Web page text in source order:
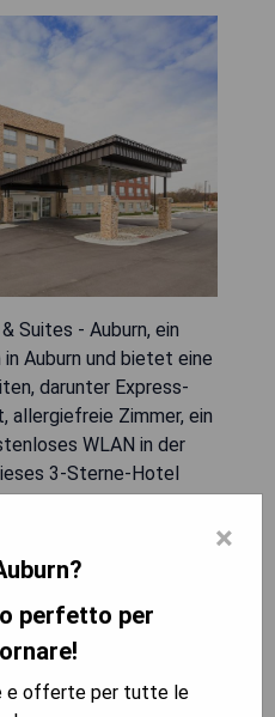
Suites - Auburn, ein
Auburn und bietet eine
darunter Express-
allergiefreie Zimmer, ein
WLAN in der
3-Sterne-Hotel
Rezeption und ein
ein Innenpool. Alle
TV mit Kabelkanälen
Die privaten
Haartrockner.
×
perfetto per
e offerte per tutte le